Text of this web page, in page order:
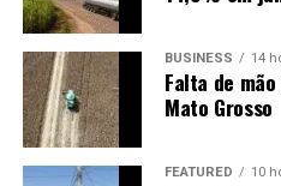
coletada rapidamente com
sem os riscos dos erros
tradicional.
A densidade reflete a saúde
BUSINESS 14
Falta de
Mato Grosso
FEATURED 10